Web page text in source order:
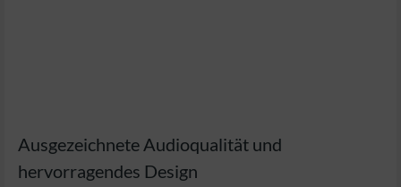
Ausgezeichnete Audioqualität und
hervorragendes Design